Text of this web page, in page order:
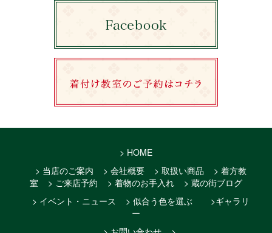
> HOME
> 当店のご案内
> 会社概要 > 取扱い商品
> 着方教
室
> ご来店予約 > 着物のお手入れ
> 蔵の街ブログ
> イベント・ニュース
> 似合う色を選ぶ
>ギャラリ
ー